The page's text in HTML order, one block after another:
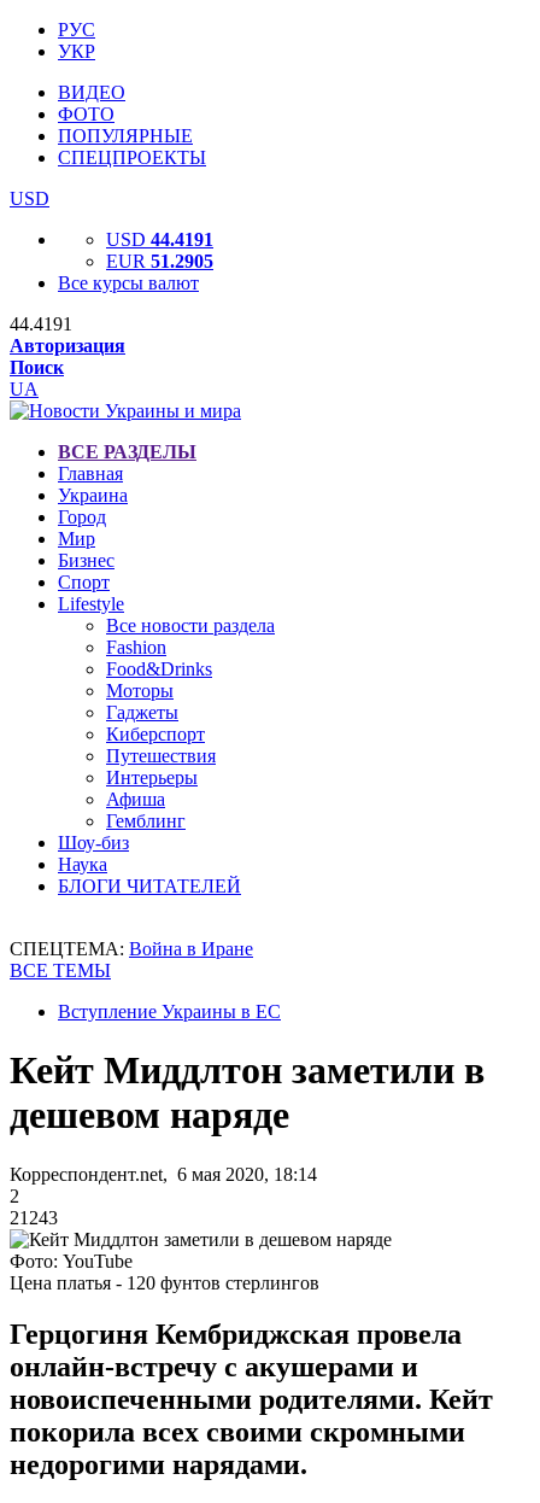
РУС
УКР
ВИДЕО
ФОТО
ПОПУЛЯРНЫЕ
СПЕЦПРОЕКТЫ
USD
USD 44.4191
EUR 51.2905
Все курсы валют
44.4191
Авторизация
Поиск
UA
ВСЕ РАЗДЕЛЫ
Главная
Украина
Город
Мир
Бизнес
Спорт
Lifestyle
Все новости раздела
Fashion
Food&Drinks
Моторы
Гаджеты
Киберспорт
Путешествия
Интерьеры
Афиша
Гемблинг
Шоу-биз
Наука
БЛОГИ ЧИТАТЕЛЕЙ
СПЕЦТЕМА: Война в Иране
ВСЕ ТЕМЫ
Вступление Украины в ЕС
Кейт Миддлтон заметили в
дешевом наряде
Корреспондент.net, 6 мая 2020, 18:14
2
21243
Фото: YouTube
Цена платья - 120 фунтов стерлингов
Герцогиня Кембриджская провела
онлайн-встречу с акушерами и
новоиспеченными родителями. Кейт
покорила всех своими скромными
недорогими нарядами.